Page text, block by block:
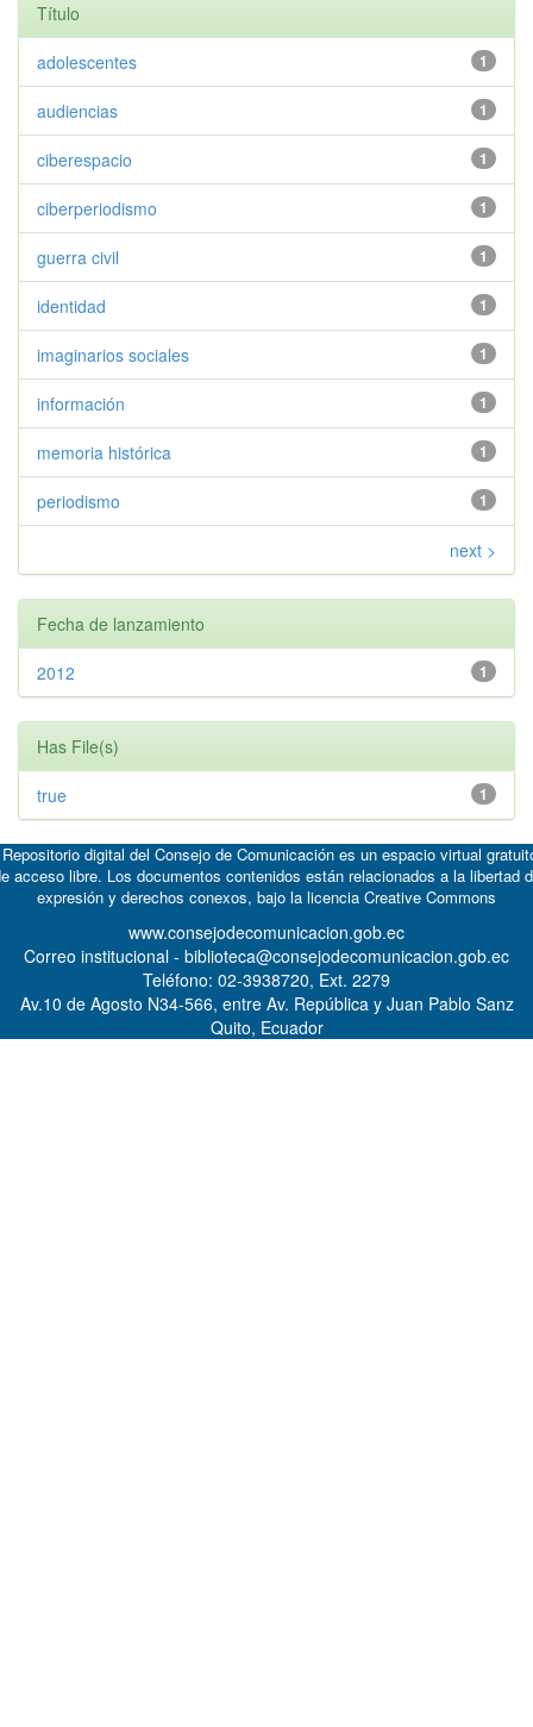
Título
1
adolescentes
1
audiencias
1
ciberespacio
1
ciberperiodismo
1
guerra civil
1
identidad
1
imaginarios sociales
1
información
1
memoria histórica
1
periodismo
next >
Fecha de lanzamiento
1
2012
Has File(s)
1
true
digital del Consejo de Comunicación es un espacio virtual
acceso libre. Los documentos contenidos están relacionados a la libertad
expresión y derechos conexos, bajo la licencia Creative Commons
www.consejodecomunicacion.gob.ec
Correo institucional - biblioteca@consejodecomunicacion.gob.ec
Teléfono: 02-3938720, Ext. 2279
Av.10 de Agosto N34-566, entre Av. República y Juan Pablo Sanz
Quito, Ecuador